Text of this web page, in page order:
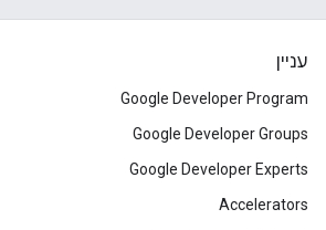
עניין
Google Developer Program
Google Developer Groups
Google Developer Experts
Accelerators